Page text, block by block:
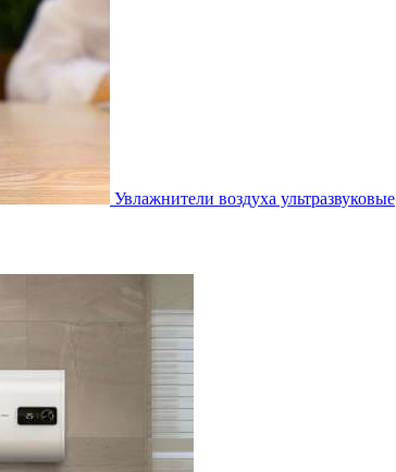
Увлажнители воздуха ультразвуковые